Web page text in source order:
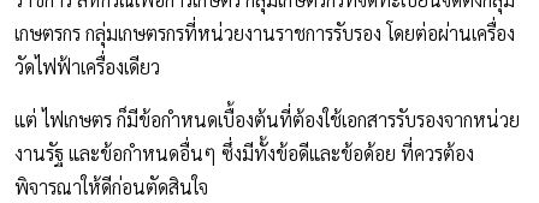
เกษตรกร กลุ่มเกษตรกรที่หน่วยงานราชการรับรอง โดยต่อผ่านเครื่อง
วัดไฟฟ้าเครื่องเดียว
แต่ ไฟเกษตร ก็มีข้อกำหนดเบื้องต้นที่ต้องใช้เอกสารรับรองจากหน่วย
งานรัฐ และข้อกำหนดอื่นๆ ซึ่งมีทั้งข้อดีและข้อด้อย ที่ควรต้อง
พิจารณาให้ดีก่อนตัดสินใจ